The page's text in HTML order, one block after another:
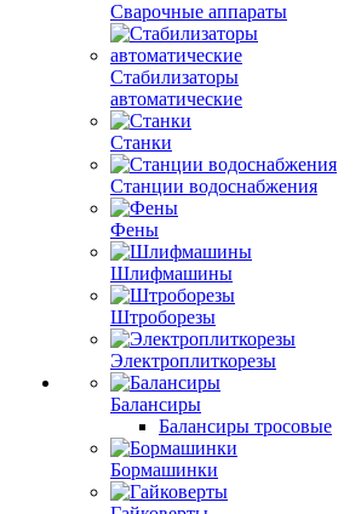
Сварочные аппараты
Стабилизаторы
автоматические
Станки
Станции водоснабжения
Фены
Шлифмашины
Штроборезы
Электроплиткорезы
Балансиры
Балансиры тросовые
Бормашинки